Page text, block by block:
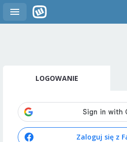
LOGOWANIE
Zaloguj się z